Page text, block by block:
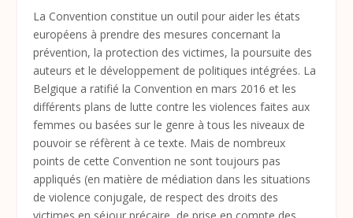
La Convention constitue un outil pour aider les états
européens à prendre des mesures concernant la
prévention, la protection des victimes, la poursuite des
auteurs et le développement de politiques intégrées. La
Belgique a ratifié la Convention en mars 2016 et les
différents plans de lutte contre les violences faites aux
femmes ou basées sur le genre à tous les niveaux de
pouvoir se réfèrent à ce texte. Mais de nombreux
points de cette Convention ne sont toujours pas
appliqués (en matière de médiation dans les situations
de violence conjugale, de respect des droits des
victimes en séjour précaire, de prise en compte des